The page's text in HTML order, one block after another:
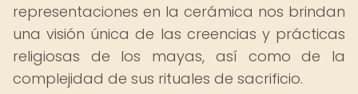
representaciones en la cerámica nos brindan
una visión única de las creencias y prácticas
religiosas de los mayas, así como de la
complejidad de sus rituales de sacrificio.